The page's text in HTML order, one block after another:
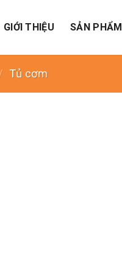
GIỚI THIỆU SẢN PHẨM
Tủ cơm